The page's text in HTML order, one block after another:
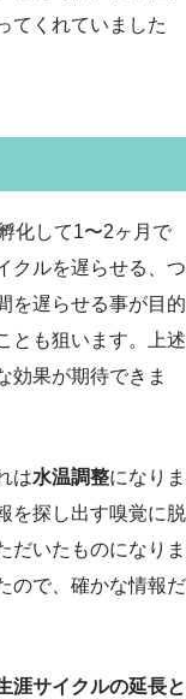
てくれていました
化して1〜2ヶ月で
クルを遅らせる、つ
を遅らせる事が目的
とも狙います。上述
効果が期待できま
は水温調整になりま
を探し出す嗅覚に脱
だいたものになりま
ので、確かな情報だ
涯サイクルの延長と